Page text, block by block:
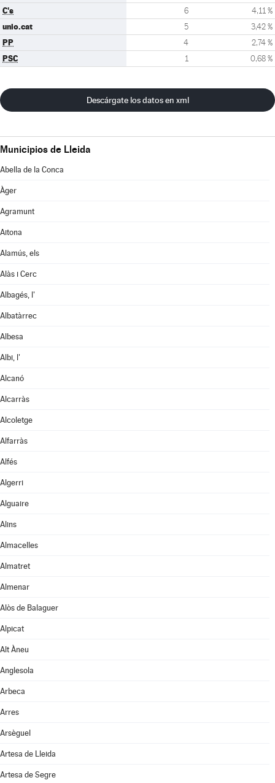
C's 6 4,11 %
unio.cat 5 3,42 %
PP 4 2,74 %
PSC 1 0,68 %
Descárgate los datos en xml
Municipios de Lleida
Abella de la Conca
Àger
Agramunt
Aitona
Alamús, els
Alàs i Cerc
Albagés, l'
Albatàrrec
Albesa
Albi, l'
Alcanó
Alcarràs
Alcoletge
Alfarràs
Alfés
Algerri
Alguaire
Alins
Almacelles
Almatret
Almenar
Alòs de Balaguer
Alpicat
Alt Àneu
Anglesola
Arbeca
Arres
Arsèguel
Artesa de Lleida
Artesa de Segre